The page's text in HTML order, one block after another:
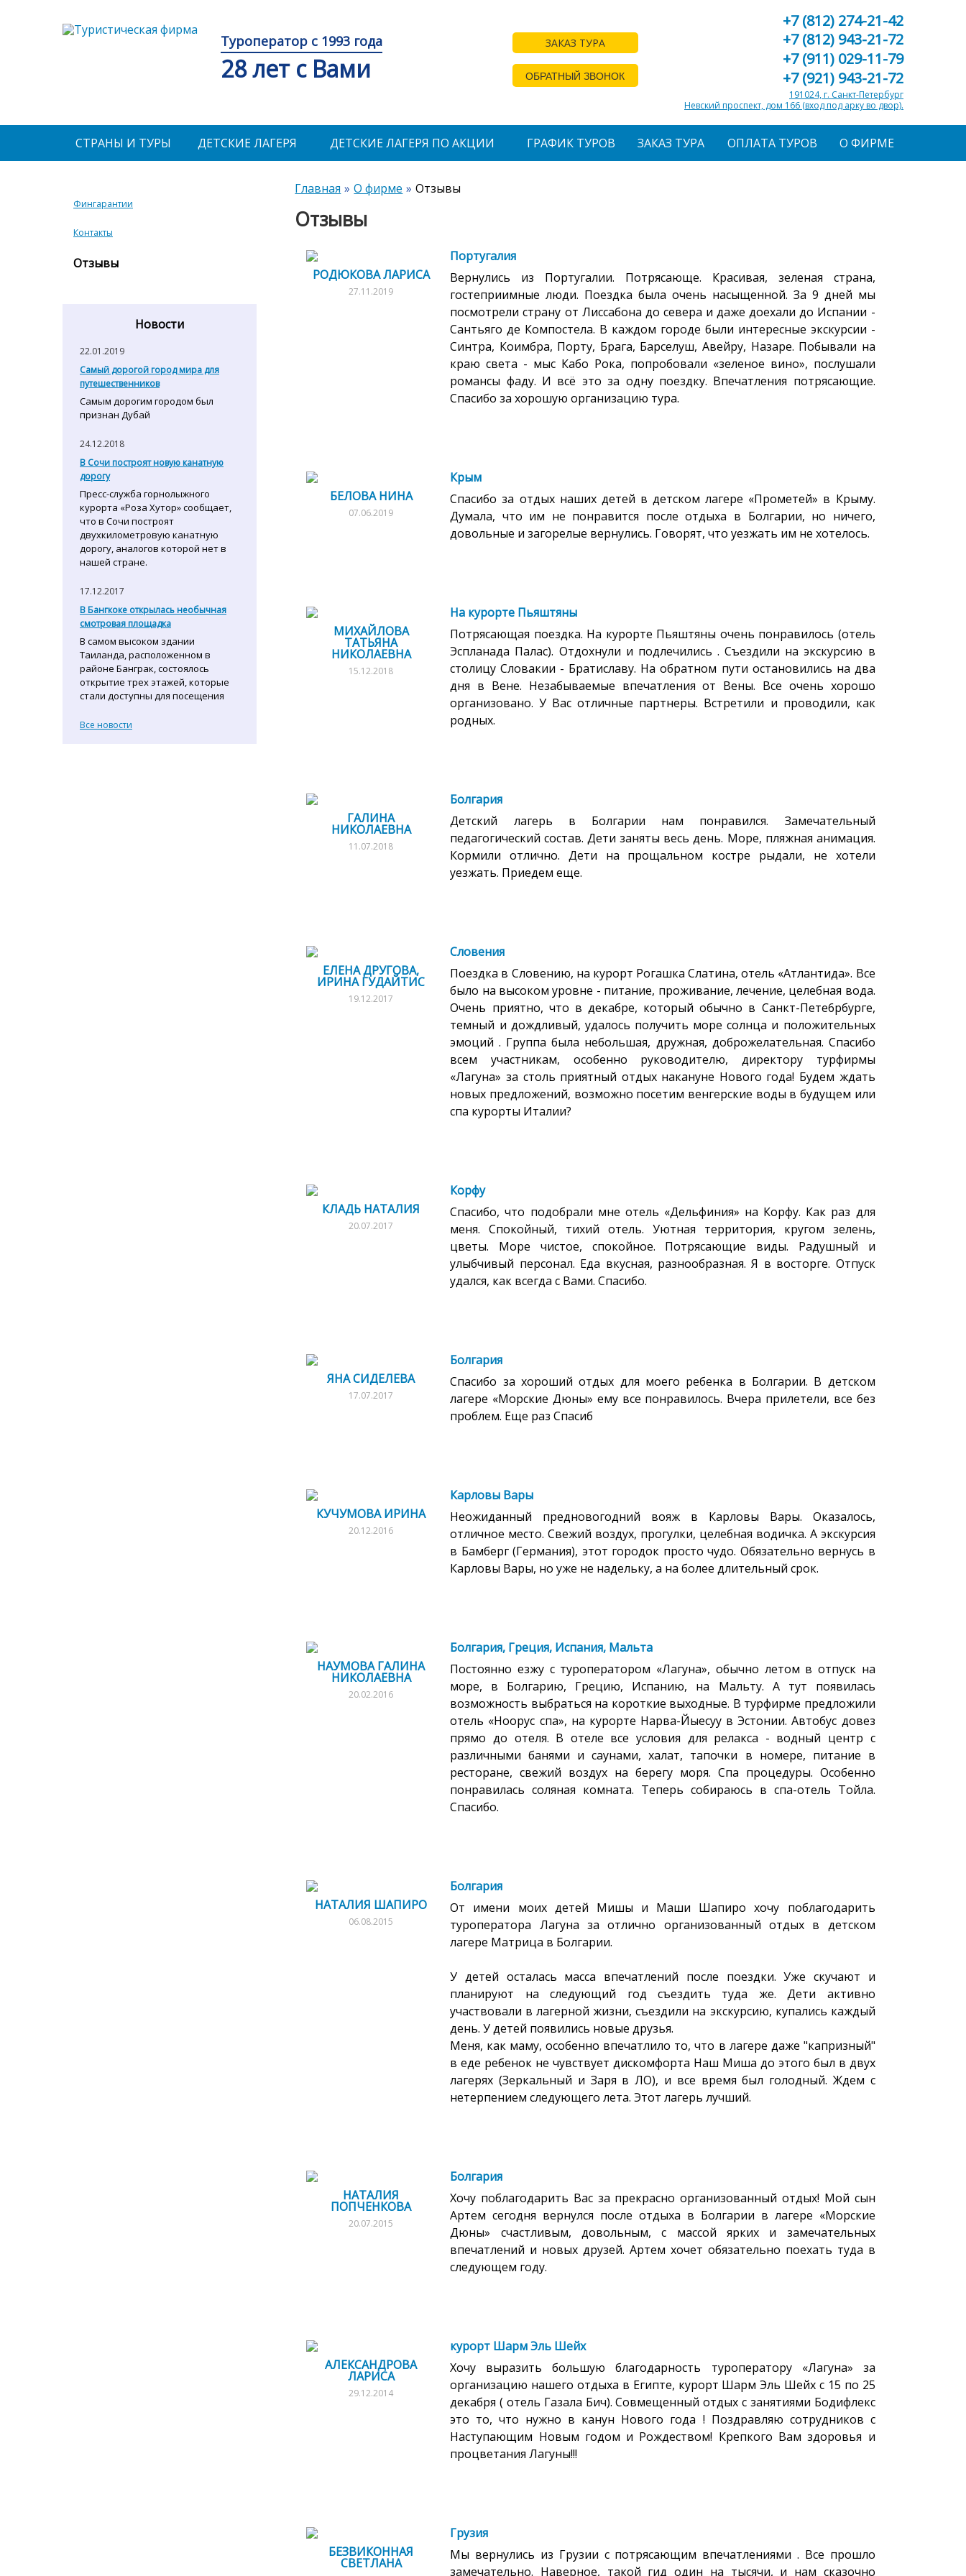
Туроператор с 1993 года
28 лет с Вами
ЗАКАЗ ТУРА
ОБРАТНЫЙ ЗВОНОК
+7 (812) 274-21-42
+7 (812) 943-21-72
+7 (911) 029-11-79
+7 (921) 943-21-72
191024, г. Санкт-Петербург
Невский проспект, дом 166 (вход под арку во двор).
СТРАНЫ И ТУРЫ ДЕТСКИЕ ЛАГЕРЯ ДЕТСКИЕ ЛАГЕРЯ ПО АКЦИИ ГРАФИК ТУРОВ ЗАКАЗ ТУРА ОПЛАТА ТУРОВ О ФИРМЕ
Главная О фирме Отзывы
Отзывы
РОДЮКОВА ЛАРИСА
27.11.2019
Португалия
Вернулись из Португалии. Потрясающе. Красивая, зеленая страна,
гостеприимные люди. Поездка была очень насыщенной. За 9 дней мы
посмотрели страну от Лиссабона до севера и даже доехали до Испании -
Сантьяго де Компостела. В каждом городе были интересные экскурсии -
Синтра, Коимбра, Порту, Брага, Барселуш, Авейру, Назаре. Побывали на
краю света - мыс Кабо Рока, попробовали «зеленое вино», послушали
романсы фаду. И всё это за одну поездку. Впечатления потрясающие.
Спасибо за хорошую организацию тура.
БЕЛОВА НИНА
07.06.2019
Крым
Спасибо за отдых наших детей в детском лагере «Прометей» в Крыму.
Думала, что им не понравится после отдыха в Болгарии, но ничего,
довольные и загорелые вернулись. Говорят, что уезжать им не хотелось.
МИХАЙЛОВА
ТАТЬЯНА
НИКОЛАЕВНА
15.12.2018
На курорте Пьяштяны
Потрясающая поездка. На курорте Пьяштяны очень понравилось (отель
Эспланада Палас). Отдохнули и подлечились . Съездили на экскурсию в
столицу Словакии - Братиславу. На обратном пути остановились на два
дня в Вене. Незабываемые впечатления от Вены. Все очень хорошо
организовано. У Вас отличные партнеры. Встретили и проводили, как
родных.
ГАЛИНА
НИКОЛАЕВНА
11.07.2018
Болгария
Детский лагерь в Болгарии нам понравился. Замечательный
педагогический состав. Дети заняты весь день. Море, пляжная анимация.
Кормили отлично. Дети на прощальном костре рыдали, не хотели
уезжать. Приедем еще.
ЕЛЕНА ДРУГОВА,
ИРИНА ГУДАЙТИС
19.12.2017
Словения
Поездка в Словению, на курорт Рогашка Слатина, отель «Атлантида». Все
было на высоком уровне - питание, проживание, лечение, целебная вода.
Очень приятно, что в декабре, который обычно в Санкт-Пете6рбурге,
темный и дождливый, удалось получить море солнца и положительных
эмоций . Группа была небольшая, дружная, доброжелательная. Спасибо
всем участникам, особенно руководителю, директору турфирмы
«Лагуна» за столь приятный отдых накануне Нового года! Будем ждать
новых предложений, возможно посетим венгерские воды в будущем или
спа курорты Италии?
КЛАДЬ НАТАЛИЯ
20.07.2017
Корфу
Спасибо, что подобрали мне отель «Дельфиния» на Корфу. Как раз для
меня. Спокойный, тихий отель. Уютная территория, кругом зелень,
цветы. Море чистое, спокойное. Потрясающие виды. Радушный и
улыбчивый персонал. Еда вкусная, разнообразная. Я в восторге. Отпуск
удался, как всегда с Вами. Спасибо.
ЯНА СИДЕЛЕВА
17.07.2017
Болгария
Спасибо за хороший отдых для моего ребенка в Болгарии. В детском
лагере «Морские Дюны» ему все понравилось. Вчера прилетели, все без
проблем. Еще раз Спасиб
КУЧУМОВА ИРИНА
20.12.2016
Карловы Вары
Неожиданный предновогодний вояж в Карловы Вары. Оказалось,
отличное место. Свежий воздух, прогулки, целебная водичка. А экскурсия
в Бамберг (Германия), этот городок просто чудо. Обязательно вернусь в
Карловы Вары, но уже не надельку, а на более длительный срок.
НАУМОВА ГАЛИНА
НИКОЛАЕВНА
20.02.2016
Болгария, Греция, Испания, Мальта
Постоянно езжу с туроператором «Лагуна», обычно летом в отпуск на
море, в Болгарию, Грецию, Испанию, на Мальту. А тут появилась
возможность выбраться на короткие выходные. В турфирме предложили
отель «Ноорус спа», на курорте Нарва-Йыесуу в Эстонии. Автобус довез
прямо до отеля. В отеле все условия для релакса - водный центр с
различными банями и саунами, халат, тапочки в номере, питание в
ресторане, свежий воздух на берегу моря. Спа процедуры. Особенно
понравилась соляная комната. Теперь собираюсь в спа-отель Тойла.
Спасибо.
НАТАЛИЯ ШАПИРО
06.08.2015
Болгария
От имени моих детей Мишы и Маши Шапиро хочу поблагодарить
туроператора Лагуна за отлично организованный отдых в детском
лагере Матрица в Болгарии.
У детей осталась масса впечатлений после поездки. Уже скучают и
планируют на следующий год съездить туда же. Дети активно
участвовали в лагерной жизни, съездили на экскурсию, купались каждый
день. У детей появились новые друзья.
Меня, как маму, особенно впечатлило то, что в лагере даже "капризный"
в еде ребенок не чувствует дискомфорта Наш Миша до этого был в двух
лагерях (Зеркальный и Заря в ЛО), и все время был голодный. Ждем с
нетерпением следующего лета. Этот лагерь лучший.
НАТАЛИЯ
ПОПЧЕНКОВА
20.07.2015
Болгария
Хочу поблагодарить Вас за прекрасно организованный отдых! Мой сын
Артем сегодня вернулся после отдыха в Болгарии в лагере «Морские
Дюны» счастливым, довольным, с массой ярких и замечательных
впечатлений и новых друзей. Артем хочет обязательно поехать туда в
следующем году.
АЛЕКСАНДРОВА
ЛАРИСА
29.12.2014
курорт Шарм Эль Шейх
Хочу выразить большую благодарность туроператору «Лагуна» за
организацию нашего отдыха в Египте, курорт Шарм Эль Шейх с 15 по 25
декабря ( отель Газала Бич). Совмещенный отдых с занятиями Бодифлекс
это то, что нужно в канун Нового года ! Поздравляю сотрудников с
Наступающим Новым годом и Рождеством! Крепкого Вам здоровья и
процветания Лагуны!!!
БЕЗВИКОННАЯ
СВЕТЛАНА
Грузия
Мы вернулись из Грузии с потрясающим впечатлениями . Все прошло
замечательно. Наверное, такой гид один на тысячи, и нам сказочно
Фингарантии
Контакты
Отзывы
Новости
22.01.2019
Самый дорогой город мира для
путешественников
Самым дорогим городом был
признан Дубай
24.12.2018
В Сочи построят новую канатную
дорогу
Пресс-служба горнолыжного
курорта «Роза Хутор» сообщает,
что в Сочи построят
двухкилометровую канатную
дорогу, аналогов которой нет в
нашей стране.
17.12.2017
В Бангкоке открылась необычная
смотровая площадка
В самом высоком здании
Таиланда, расположенном в
районе Банграк, состоялось
открытие трех этажей, которые
стали доступны для посещения
Все новости